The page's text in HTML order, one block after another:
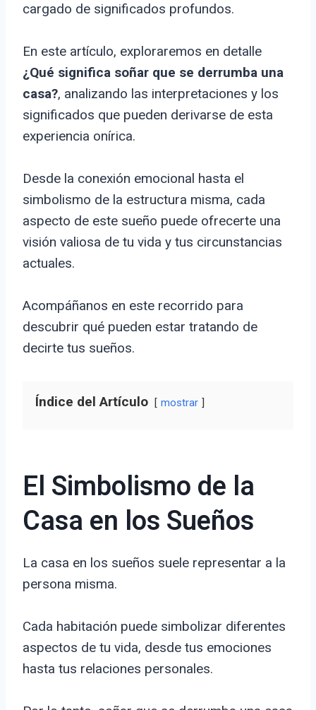
cargado de significados profundos.
En este artículo, exploraremos en detalle
¿Qué significa soñar que se derrumba una
casa?, analizando las interpretaciones y los
significados que pueden derivarse de esta
experiencia onírica.
Desde la conexión emocional hasta el
simbolismo de la estructura misma, cada
aspecto de este sueño puede ofrecerte una
visión valiosa de tu vida y tus circunstancias
actuales.
Acompáñanos en este recorrido para
descubrir qué pueden estar tratando de
decirte tus sueños.
Índice del Artículo mostrar
El Simbolismo de la
Casa en los Sueños
La casa en los sueños suele representar a la
persona misma.
Cada habitación puede simbolizar diferentes
aspectos de tu vida, desde tus emociones
hasta tus relaciones personales.